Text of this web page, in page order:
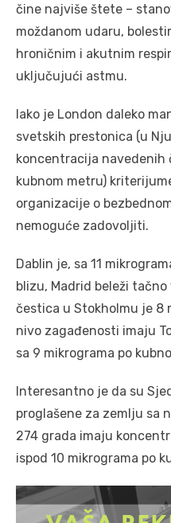
čine najviše štete –
moždanom udaru,
hroničnim i akutnim
uključujući astmu.
Iako je London daleko
svetskih prestonica (u
koncentracija navedenih
kubnom metru)
organizacije o
nemoguće zadovoljiti.
Dablin je, sa 11
blizu, Madrid beleži
čestica u Stokholmu je 8
nivo zagađenosti imaju
sa 9 mikrograma po
Interesantno je da su
proglašene za zemlju sa
274 grada imaju
ispod 10 mikrograma po